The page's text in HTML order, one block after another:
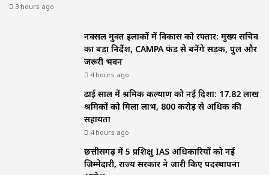
3 hours ago
नक्सल मुक्त इलाकों में विकास को रफ्तार: मुख्य सचिव
का बड़ा निर्देश, CAMPA फंड से बनेंगे सड़क, पुल और
जरूरी भवन
4 hours ago
ढाई साल में श्रमिक कल्याण को नई दिशा: 17.82 लाख
श्रमिकों को मिला लाभ, ₹800 करोड़ से अधिक की
सहायता
4 hours ago
छत्तीसगढ़ में 5 प्रशिक्षु IAS अधिकारियों को नई
जिम्मेदारी, राज्य सरकार ने जारी किए पदस्थापना